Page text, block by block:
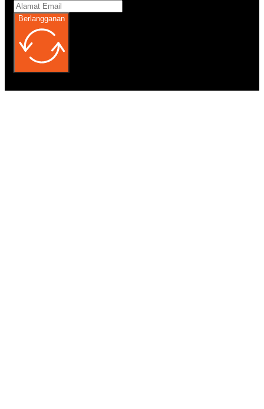
Berlangganan